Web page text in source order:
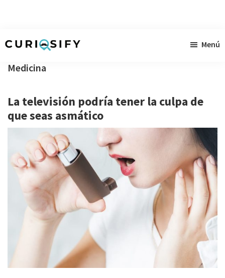
contenido
primaria
pie
raudales
Menú
Medicina
La televisión podría tener la culpa de
que seas asmático